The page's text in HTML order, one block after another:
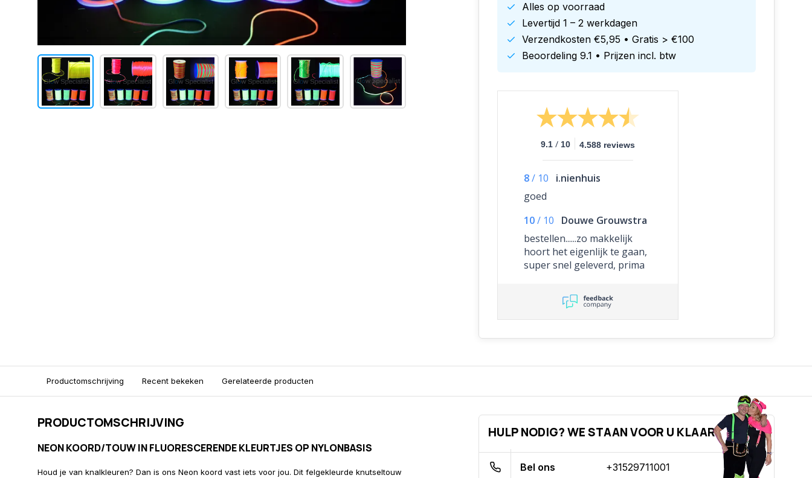
Alles op voorraad
Levertijd 1 – 2 werkdagen
Verzendkosten €5,95 • Gratis > €100
Beoordeling 9.1 • Prijzen incl. btw
9.1 / 10 4.588 reviews
8/ 10
i.nienhuis
goed
10/ 10
Douwe Grouwstra
bestellen......zo makkelijk
hoort het eigenlijk te gaan,
super snel geleverd, prima
Productomschrijving Recent bekeken Gerelateerde producten
PRODUCTOMSCHRIJVING
NEON KOORD/TOUW IN FLUORESCERENDE KLEURTJES OP NYLONBASIS
Houd je van knalkleuren? Dan is ons Neon koord vast iets voor jou. Dit felgekleurde knutseltouw
HULP NODIG? WE STAAN VOOR U KLAAR!
Bel ons +31529711001